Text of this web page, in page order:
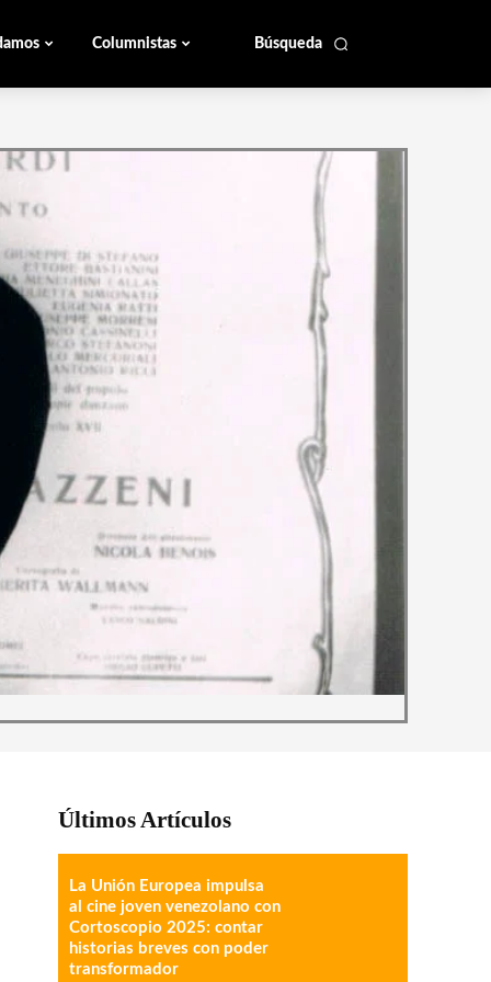
Búsqueda
Columnistas
Últimos Artículos
La Unión Europea impulsa
al cine joven venezolano con
Cortoscopio 2025: contar
historias breves con poder
transformador